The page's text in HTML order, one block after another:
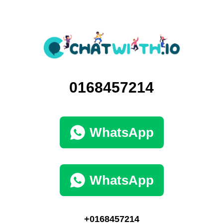
0168457214
WhatsApp
WhatsApp
+0168457214